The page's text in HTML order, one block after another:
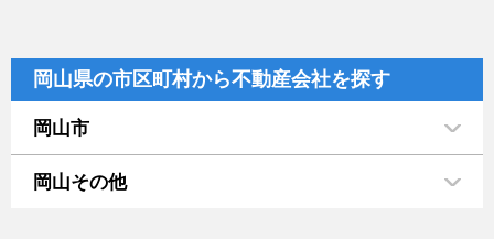
岡山県の市区町村から不動産会社を探す
岡山市
岡山その他